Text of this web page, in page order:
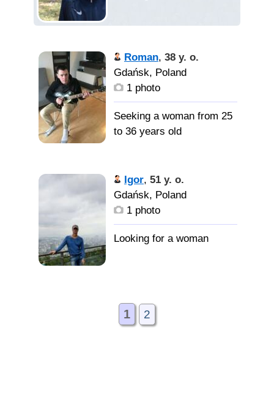
Roman, 38 y. o.
Gdańsk, Poland
1 photo
Seeking a woman from 25
to 36 years old
Igor, 51 y. o.
Gdańsk, Poland
1 photo
1 2